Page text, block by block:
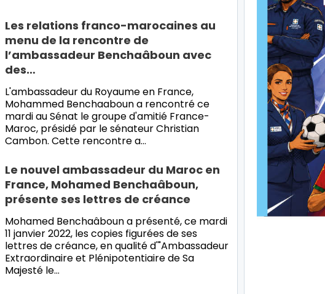
Les relations franco-marocaines au
menu de la rencontre de
l’ambassadeur Benchaâboun avec
des…
L'ambassadeur du Royaume en France,
Mohammed Benchaaboun a rencontré ce
mardi au Sénat le groupe d'amitié France-
Maroc, présidé par le sénateur Christian
Cambon. Cette rencontre a…
Le nouvel ambassadeur du Maroc en
France, Mohamed Benchaâboun,
présente ses lettres de créance
Mohamed Benchaâboun a présenté, ce mardi
11 janvier 2022, les copies figurées de ses
lettres de créance, en qualité d'"Ambassadeur
Extraordinaire et Plénipotentiaire de Sa
Majesté le…